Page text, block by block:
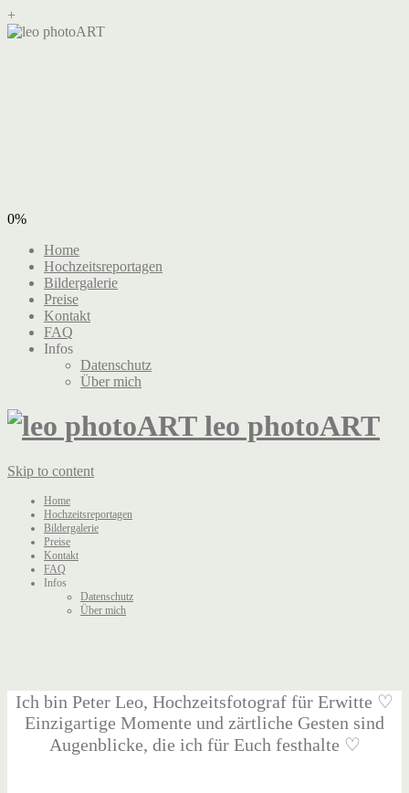
+
0%
Home
Hochzeitsreportagen
Bildergalerie
Preise
Kontakt
FAQ
Infos
Datenschutz
Über mich
leo photoART
Skip to content
Home
Hochzeitsreportagen
Bildergalerie
Preise
Kontakt
FAQ
Infos
Datenschutz
Über mich
Ich bin Peter Leo, Hochzeitsfotograf für Erwitte ♡
Einzigartige Momente und zärtliche Gesten sind
Augenblicke, die ich für Euch festhalte ♡